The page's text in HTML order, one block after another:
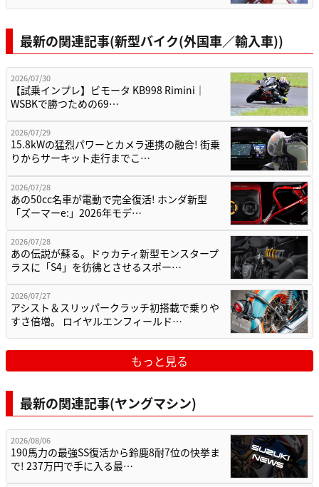
最新の関連記事(新型バイク(外国車／輸入車))
2026/07/30
【試乗インプレ】ビモータ KB998 Rimini｜
WSBKで勝つための69…
2026/07/29
15.8kWの猛烈パワーとカメラ連携の融合! 街乗
りからサーキット走行までこ…
2026/07/28
あの50cc名車が電動で完全復活! ホンダ新型
「ズーマーe:」2026年モデ…
2026/07/28
あの伝説が蘇る。ドゥカティ新型モンスタープ
ラスに「S4」を彷彿とさせるスポー…
2026/07/27
アシスト＆スリッパークラッチ初搭載で乗りや
すさ倍増。 ロイヤルエンフィールド…
もっと見る
最新の関連記事(ヤングマシン)
2026/08/06
190馬力の最強SS復活から鈴鹿8耐7位の快挙ま
で! 237万円で手に入る最…